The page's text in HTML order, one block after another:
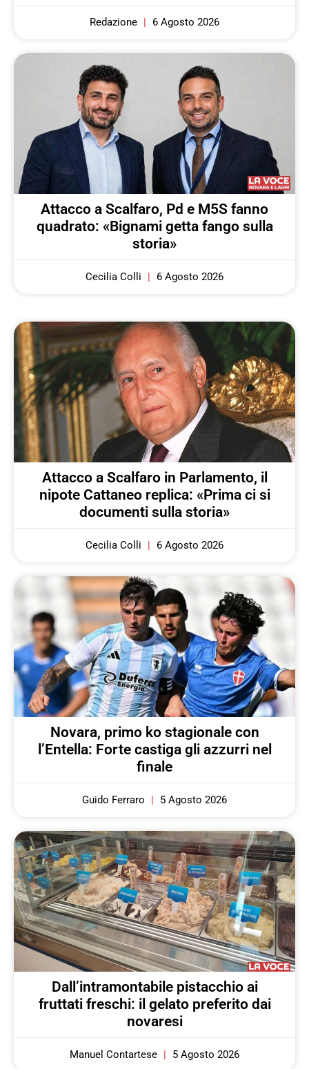
Redazione 6 Agosto 2026
Attacco a Scalfaro, Pd e M5S fanno
quadrato: «Bignami getta fango sulla
storia»
Cecilia Colli 6 Agosto 2026
Attacco a Scalfaro in Parlamento, il
nipote Cattaneo replica: «Prima ci si
documenti sulla storia»
Cecilia Colli 6 Agosto 2026
Novara, primo ko stagionale con
l’Entella: Forte castiga gli azzurri nel
finale
Guido Ferraro 5 Agosto 2026
Dall’intramontabile pistacchio ai
fruttati freschi: il gelato preferito dai
novaresi
Manuel Contartese 5 Agosto 2026